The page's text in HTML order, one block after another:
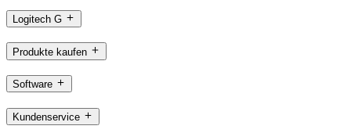
Logitech G
Produkte kaufen
Software
Kundenservice